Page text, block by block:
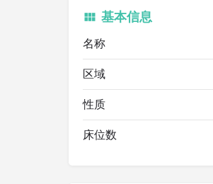
基本信息
名称
区域
性质
床位数